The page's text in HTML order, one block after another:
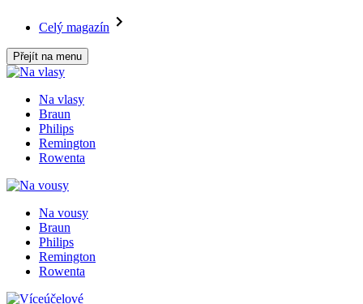
Celý magazín
Přejít na menu
Na vlasy
Braun
Philips
Remington
Rowenta
Na vousy
Braun
Philips
Remington
Rowenta